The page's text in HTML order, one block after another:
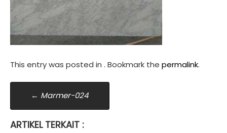
This entry was posted in . Bookmark the permalink.
Post
navigation
← Marmer-024
ARTIKEL TERKAIT :